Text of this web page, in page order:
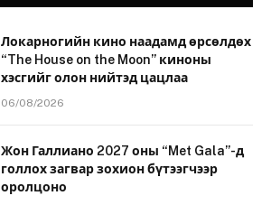
Локарногийн кино наадамд өрсөлдөх
“The House on the Moon” киноны
хэсгийг олон нийтэд цацлаа
06/08/2026
Жон Галлиано 2027 оны “Met Gala”-д
голлох загвар зохион бүтээгчээр
оролцоно